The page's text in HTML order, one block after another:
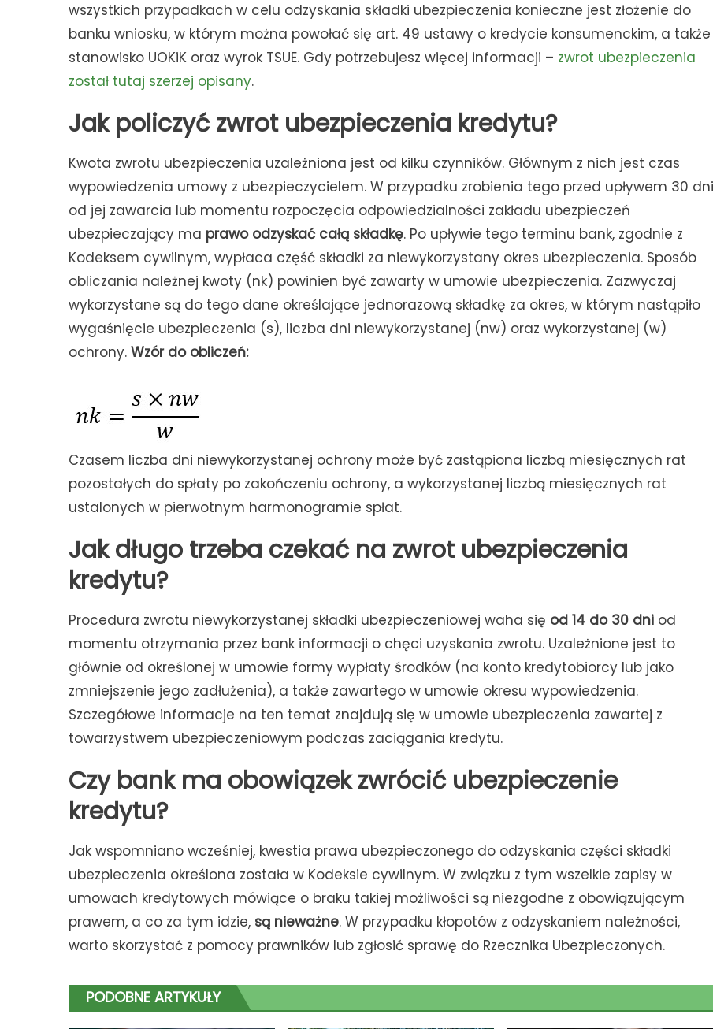
wszystkich przypadkach w celu odzyskania składki ubezpieczenia konieczne jest złożenie do
banku wniosku, w którym można powołać się art. 49 ustawy o kredycie konsumenckim, a także
stanowisko UOKiK oraz wyrok TSUE. Gdy potrzebujesz więcej informacji – zwrot ubezpieczenia
został tutaj szerzej opisany.
Jak policzyć zwrot ubezpieczenia kredytu?
Kwota zwrotu ubezpieczenia uzależniona jest od kilku czynników. Głównym z nich jest czas
wypowiedzenia umowy z ubezpieczycielem. W przypadku zrobienia tego przed upływem 30 dni
od jej zawarcia lub momentu rozpoczęcia odpowiedzialności zakładu ubezpieczeń
ubezpieczający ma prawo odzyskać całą składkę. Po upływie tego terminu bank, zgodnie z
Kodeksem cywilnym, wypłaca część składki za niewykorzystany okres ubezpieczenia. Sposób
obliczania należnej kwoty (nk) powinien być zawarty w umowie ubezpieczenia. Zazwyczaj
wykorzystane są do tego dane określające jednorazową składkę za okres, w którym nastąpiło
wygaśnięcie ubezpieczenia (s), liczba dni niewykorzystanej (nw) oraz wykorzystanej (w)
ochrony. Wzór do obliczeń:
Czasem liczba dni niewykorzystanej ochrony może być zastąpiona liczbą miesięcznych rat
pozostałych do spłaty po zakończeniu ochrony, a wykorzystanej liczbą miesięcznych rat
ustalonych w pierwotnym harmonogramie spłat.
Jak długo trzeba czekać na zwrot ubezpieczenia
kredytu?
Procedura zwrotu niewykorzystanej składki ubezpieczeniowej waha się od 14 do 30 dni od
momentu otrzymania przez bank informacji o chęci uzyskania zwrotu. Uzależnione jest to
głównie od określonej w umowie formy wypłaty środków (na konto kredytobiorcy lub jako
zmniejszenie jego zadłużenia), a także zawartego w umowie okresu wypowiedzenia.
Szczegółowe informacje na ten temat znajdują się w umowie ubezpieczenia zawartej z
towarzystwem ubezpieczeniowym podczas zaciągania kredytu.
Czy bank ma obowiązek zwrócić ubezpieczenie
kredytu?
Jak wspomniano wcześniej, kwestia prawa ubezpieczonego do odzyskania części składki
ubezpieczenia określona została w Kodeksie cywilnym. W związku z tym wszelkie zapisy w
umowach kredytowych mówiące o braku takiej możliwości są niezgodne z obowiązującym
prawem, a co za tym idzie, są nieważne. W przypadku kłopotów z odzyskaniem należności,
warto skorzystać z pomocy prawników lub zgłosić sprawę do Rzecznika Ubezpieczonych.
PODOBNE ARTYKUŁY